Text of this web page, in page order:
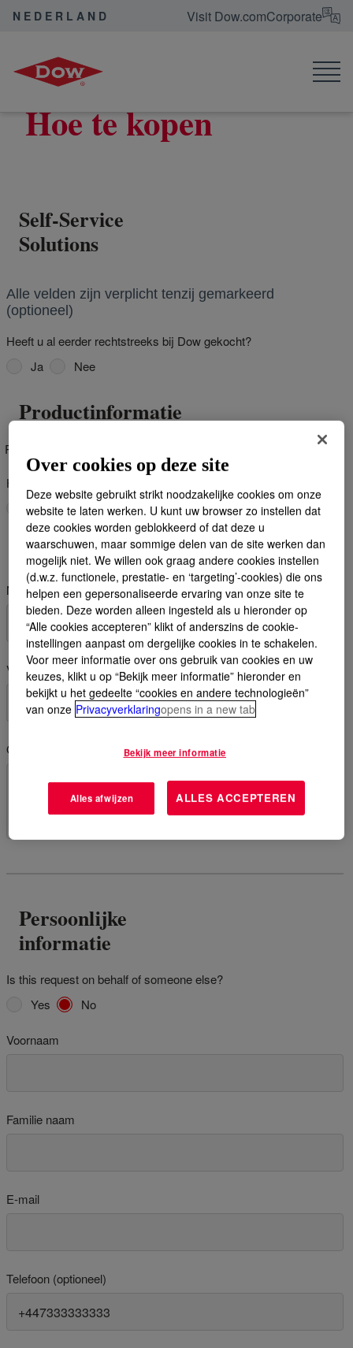
NEDERLAND Visit Dow.comCorporate
Hoe te kopen
Self-Service
Solutions
Alle velden zijn verplicht tenzij gemarkeerd
(optioneel)
Heeft u al eerder rechtstreeks bij Dow gekocht?
Ja
Nee
Productinformatie
Please enter a product name
Heeft uw verzoek betrekking op een Dow siliconen product?
Ja
Nee
Marktinformatie
Markt
Verwacht jaarlijks volume
Opmerkingen / vragen
Persoonlijke
informatie
Is this request on behalf of someone else?
Yes
No
Voornaam
Familie naam
E-mail
Telefoon (optioneel)
Over cookies op deze site
Deze website gebruikt strikt noodzakelijke cookies om onze
website te laten werken. U kunt uw browser zo instellen dat
deze cookies worden geblokkeerd of dat deze u
waarschuwen, maar sommige delen van de site werken dan
mogelijk niet. We willen ook graag andere cookies instellen
(d.w.z. functionele, prestatie- en ‘targeting’-cookies) die ons
helpen een gepersonaliseerde ervaring van onze site te
bieden. Deze worden alleen ingesteld als u hieronder op
“Alle cookies accepteren” klikt of anderszins de cookie-
instellingen aanpast om dergelijke cookies in te schakelen.
Voor meer informatie over ons gebruik van cookies en uw
keuzes, klikt u op “Bekijk meer informatie” hieronder en
bekijkt u het gedeelte “cookies en andere technologieën”
van onze Privacyverklaringopens in a new tab
Bekijk meer informatie
Alles afwijzen ALLES ACCEPTEREN